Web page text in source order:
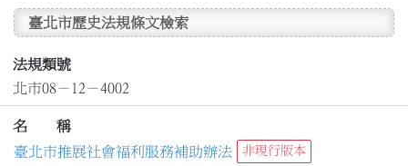
臺北市歷史法規條文檢索
法規類號
北市08－12－4002
名 稱
臺北市推展社會福利服務補助辦法
非現行版本